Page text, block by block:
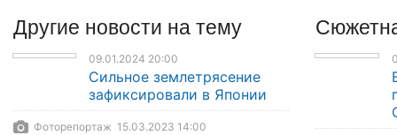
Другие новости на тему
09.01.2024 20:00
Сильное землетрясение
зафиксировали в Японии
Фоторепортаж 15.03.2023 14:00